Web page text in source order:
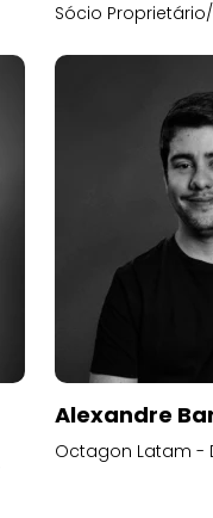
Sócio
Alexandre
Octagon Latam -